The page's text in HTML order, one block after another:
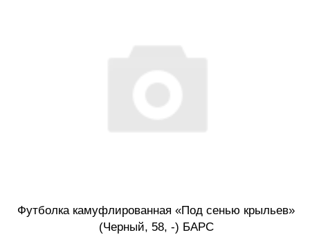
Футболка камуфлированная «Под сенью крыльев»
(Черный, 58, -) БАРС